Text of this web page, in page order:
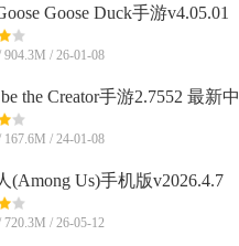
Goose Duck手游v4.05.01
版
/ 26-01-08
the Creator手游2.7552 最新中
/ 24-01-08
(Among Us)手机版v2026.4.7
锁版
/ 26-05-12